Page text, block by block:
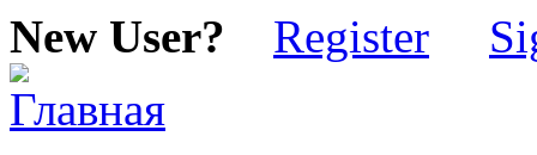
New User? Register